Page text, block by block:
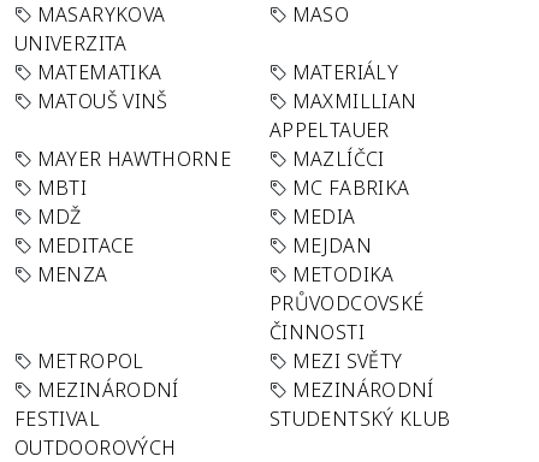
MASARYKOVA
UNIVERZITA
MASO
MATEMATIKA
MATERIÁLY
MATOUŠ VINŠ
MAXMILLIAN
APPELTAUER
MAYER HAWTHORNE
MAZLÍČCI
MBTI
MC FABRIKA
MDŽ
MEDIA
MEDITACE
MEJDAN
MENZA
METODIKA
PRŮVODCOVSKÉ
ČINNOSTI
METROPOL
MEZI SVĚTY
MEZINÁRODNÍ
FESTIVAL
OUTDOOROVÝCH
MEZINÁRODNÍ
STUDENTSKÝ KLUB